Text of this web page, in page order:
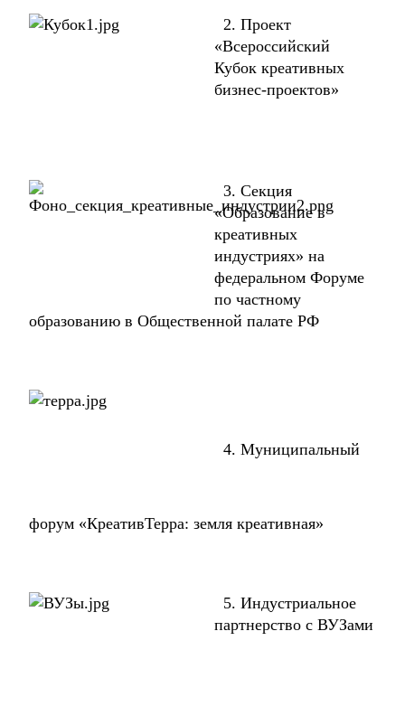
2. Проект
«Всероссийский
Кубок креативных
бизнес-проектов»
3. Секция
«Образование в
креативных
индустриях» на
федеральном Форуме
по частному
образованию в Общественной палате РФ
4. Муниципальный
форум «КреативТерра: земля креативная»
5. Индустриальное
партнерство с ВУЗами